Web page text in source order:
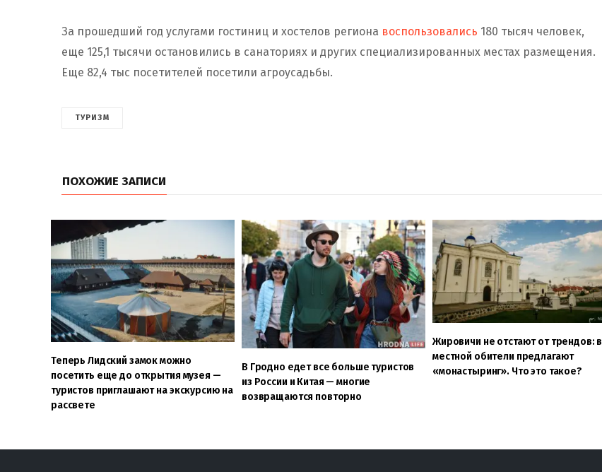
За прошедший год услугами гостиниц и хостелов региона воспользовались 180 тысяч человек,
еще 125,1 тысячи остановились в санаториях и других специализированных местах размещения.
Еще 82,4 тыс посетителей посетили агроусадьбы.
ТУРИЗМ
ПОХОЖИЕ ЗАПИСИ
Теперь Лидский замок можно
посетить еще до открытия музея —
туристов приглашают на экскурсию на
рассвете
В Гродно едет все больше туристов
из России и Китая — многие
возвращаются повторно
Жировичи не отстают от трендов: в
местной обители предлагают
«монастыринг». Что это такое?